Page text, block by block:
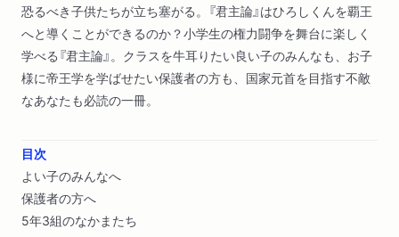
恐るべき子供たちが立ち塞がる。『君主論』はひろしくんを覇王
へと導くことができるのか？小学生の権力闘争を舞台に楽しく
学べる『君主論』。クラスを牛耳りたい良い子のみんなも、お子
様に帝王学を学ばせたい保護者の方も、国家元首を目指す不敵
なあなたも必読の一冊。
目次
よい子のみんなへ
保護者の方へ
5年3組のなかまたち